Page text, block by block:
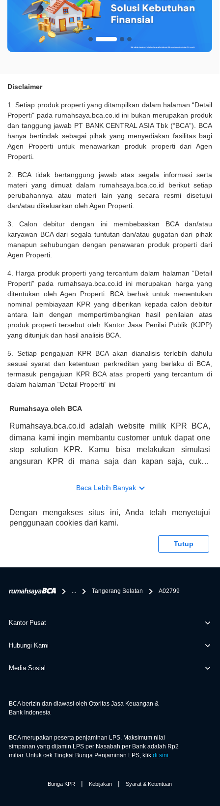
Disclaimer
1. Setiap produk properti yang ditampilkan dalam halaman “Detail
Properti" pada rumahsaya.bca.co.id ini bukan merupakan produk
dan tanggung jawab PT BANK CENTRAL ASIA Tbk (“BCA”). BCA
hanya bertindak sebagai pihak yang menyediakan fasilitas bagi
Agen Properti untuk menawarkan produk properti dari Agen
Properti.
2. BCA tidak bertanggung jawab atas segala informasi serta
materi yang dimuat dalam rumahsaya.bca.co.id berikut setiap
perubahannya atau materi lain yang secara resmi disetujui
dan/atau dikeluarkan oleh Agen Properti.
3. Calon debitur dengan ini membebaskan BCA dan/atau
karyawan BCA dari segala tuntutan dan/atau gugatan dari pihak
manapun sehubungan dengan penawaran produk properti dari
Agen Properti.
4. Harga produk properti yang tercantum dalam halaman “Detail
Properti” pada rumahsaya.bca.co.id ini merupakan harga yang
ditentukan oleh Agen Properti. BCA berhak untuk menentukan
nominal pembiayaan KPR yang diberikan kepada calon debitur
antara lain dengan mempertimbangkan hasil penilaian atas
produk properti tersebut oleh Kantor Jasa Penilai Publik (KJPP)
yang ditunjuk dan hasil analisis BCA.
5. Setiap pengajuan KPR BCA akan dianalisis terlebih dahulu
sesuai syarat dan ketentuan perkreditan yang berlaku di BCA,
termasuk pengajuan KPR BCA atas properti yang tercantum di
dalam halaman “Detail Properti” ini
Rumahsaya oleh BCA
Rumahsaya.bca.co.id adalah website milik KPR BCA,
dimana kami ingin membantu customer untuk dapat one
stop solution KPR. Kamu bisa melakukan simulasi
angsuran KPR di mana saja dan kapan saja, cukup
konsultasi mengenai KPR, maka ada layanan live chat
memberikan keuntungan yang berlipat, persyaratan
pengajuan KPR BCA juga sangat mudah, kamu bisa cek
tentang properti disini BCA hanya sebagai pihak
bertanggung jawab terhadap informasi yang rekanan
Baca Lebih Banyak
Dengan mengakses situs ini, Anda telah menyetujui
penggunaan cookies dari kami.
Tutup
... Tangerang Selatan A02799
Kantor Pusat
Hubungi Kami
Media Sosial
BCA berizin dan diawasi oleh Otoritas Jasa Keuangan &
Bank Indonesia
BCA merupakan peserta penjaminan LPS. Maksimum nilai
simpanan yang dijamin LPS per Nasabah per Bank adalah Rp2
miliar. Untuk cek Tingkat Bunga Penjaminan LPS, klik di sini.
Bunga KPR | Kebijakan | Syarat & Ketentuan